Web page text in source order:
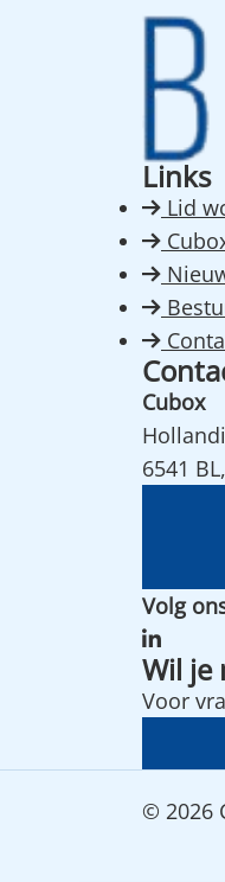
Links
Lid
Cubox
6541
Volg
Wil je
Voor
© 2026